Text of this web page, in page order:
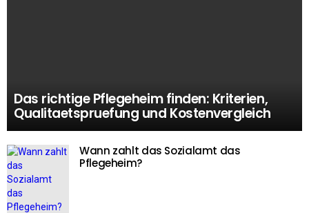
Das richtige Pflegeheim finden: Kriterien,
Qualitaetspruefung und Kostenvergleich
Wann zahlt das Sozialamt das
Pflegeheim?